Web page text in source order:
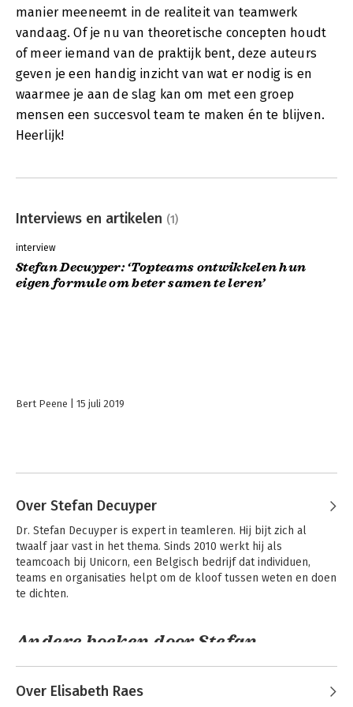
manier meeneemt in de realiteit van teamwerk
vandaag. Of je nu van theoretische concepten houdt
of meer iemand van de praktijk bent, deze auteurs
geven je een handig inzicht van wat er nodig is en
waarmee je aan de slag kan om met een groep
mensen een succesvol team te maken én te blijven.
Heerlijk!
Interviews en artikelen (1)
interview
Stefan Decuyper: ‘Topteams ontwikkelen hun
eigen formule om beter samen te leren’
Bert Peene 15 juli 2019
Over Stefan Decuyper
Dr. Stefan Decuyper is expert in teamleren. Hij bijt zich al
twaalf jaar vast in het thema. Sinds 2010 werkt hij als
teamcoach bij Unicorn, een Belgisch bedrijf dat individuen,
teams en organisaties helpt om de kloof tussen weten en doen
te dichten.
Andere boeken door Stefan
Over Elisabeth Raes